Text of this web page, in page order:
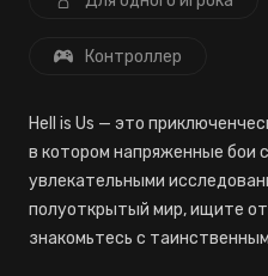
Контроллер
Hell is Us — это
в котором напряженные бои
увлекательными
полуоткрытый мир, ищите
знакомьтесь с